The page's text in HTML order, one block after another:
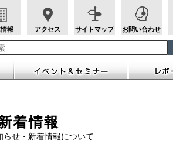
報 アクセス サイトマップ お問い合わせ
search query here
着情報
せ・新着情報について